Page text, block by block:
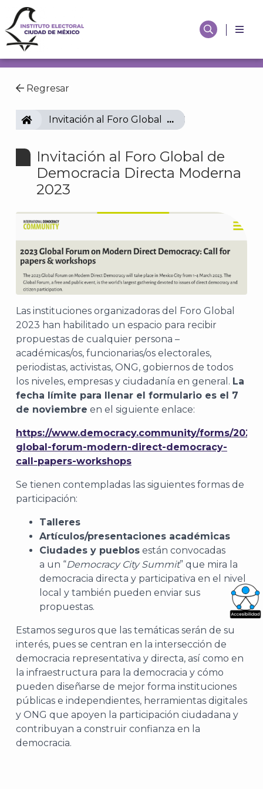
Regresar
IECMInvitación al Foro Global de Democracia
Invitación al Foro Global de
Democracia Directa Moderna
2023
Las instituciones organizadoras del Foro Global
2023 han habilitado un espacio para recibir
propuestas de cualquier persona –
académicas/os, funcionarias/os electorales,
periodistas, activistas, ONG, gobiernos de todos
los niveles, empresas y ciudadanía en general. La
fecha límite para llenar el formulario es el 7
de noviembre en el siguiente enlace:
https://www.democracy.community/forms/2023-
global-forum-modern-direct-democracy-
call-papers-workshops
Se tienen contempladas las siguientes formas de
participación:
Talleres
Artículos/presentaciones académicas
Ciudades y pueblos están convocadas
a un “Democracy City Summit” que mira la
democracia directa y participativa en el nivel
local y también pueden enviar sus
propuestas.
Estamos seguros que las temáticas serán de su
interés, pues se centran en la intersección de
democracia representativa y directa, así como en
la infraestructura para la democracia y cómo
pueden diseñarse de mejor forma instituciones
públicas e independientes, herramientas digitales
y ONG que apoyen la participación ciudadana y
contribuyan a construir confianza en la
democracia.